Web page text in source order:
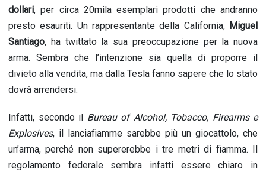
dollari, per circa 20mila esemplari prodotti che andranno
presto esauriti. Un rappresentante della California, Miguel
Santiago, ha twittato la sua preoccupazione per la nuova
arma. Sembra che l’intenzione sia quella di proporre il
divieto alla vendita, ma dalla Tesla fanno sapere che lo stato
dovrà arrendersi.
Infatti, secondo il Bureau of Alcohol, Tobacco, Firearms e
Explosives, il lanciafiamme sarebbe più un giocattolo, che
un’arma, perché non supererebbe i tre metri di fiamma. Il
regolamento federale sembra infatti essere chiaro in